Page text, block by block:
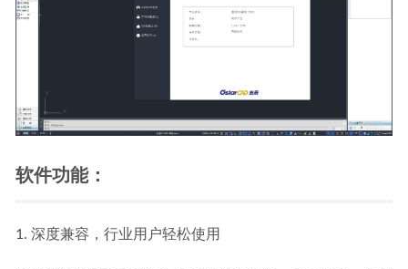
软件功能：
1. 深度兼容，行业用户轻松使用
件